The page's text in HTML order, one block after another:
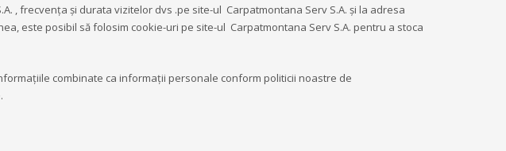
, frecvența și durata vizitelor dvs .pe site-ul Carpatmontana Serv S.A. și la adresa
este posibil să folosim cookie-uri pe site-ul Carpatmontana Serv S.A. pentru a stoca
combinate ca informații personale conform politicii noastre de